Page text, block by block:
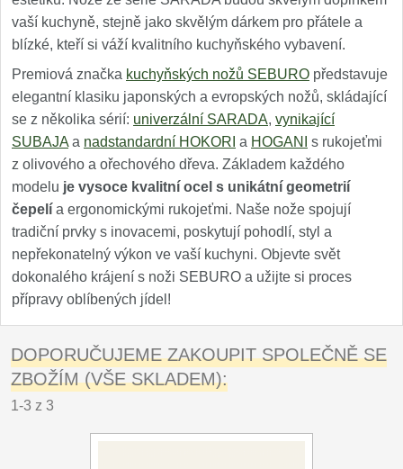
vaší kuchyně, stejně jako skvělým dárkem pro přátele a
blízké, kteří si váží kvalitního kuchyňského vybavení.
Premiová značka kuchyňských nožů SEBURO představuje
elegantní klasiku japonských a evropských nožů, skládající
se z několika sérií: univerzální SARADA, vynikající
SUBAJA a nadstandardní HOKORI a HOGANI
s rukojeťmi
z olivového a ořechového dřeva. Základem každého
modelu je vysoce kvalitní ocel s unikátní geometrií
čepelí a ergonomickými rukojeťmi. Naše nože spojují
tradiční prvky s inovacemi, poskytují pohodlí, styl a
nepřekonatelný výkon ve vaší kuchyni. Objevte svět
dokonalého krájení s noži SEBURO a užijte si proces
přípravy oblíbených jídel!
DOPORUČUJEME ZAKOUPIT SPOLEČNĚ SE
ZBOŽÍM (VŠE SKLADEM):
1-3 z 3